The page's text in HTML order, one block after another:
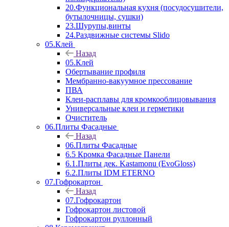
20.Функциональная кухня (посудосушители,
бутылочницы, сушки)
23.Шурупы,винты
24.Раздвижные системы Slido
05.Клей
Назад
05.Клей
Обертывание профиля
Мембранно-вакуумное прессование
ПВА
Клеи-расплавы для кромкооблицовывания
Универсальные клеи и герметики
Очиститель
06.Плиты Фасадные
Назад
06.Плиты Фасадные
6.5 Кромка Фасадные Панели
6.1.Плиты дек. Kastamonu (EvoGloss)
6.2.Плиты IDM ETERNO
07.Гофрокартон
Назад
07.Гофрокартон
Гофрокартон листовой
Гофрокартон руллонный